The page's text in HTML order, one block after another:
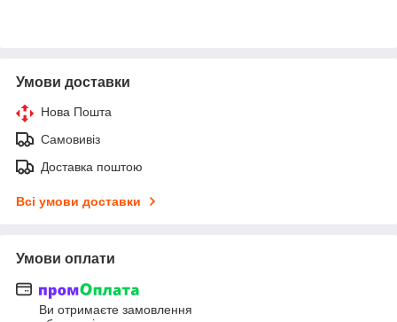
Умови доставки
Нова Пошта
Самовивіз
Доставка поштою
Всі умови доставки
Умови оплати
Ви отримаєте замовлення